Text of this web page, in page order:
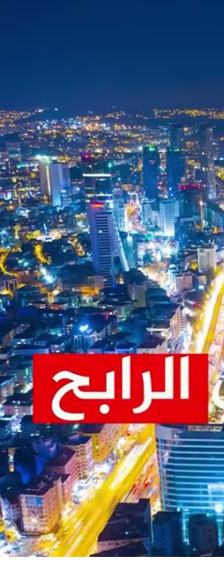
للاهتمام الكبير الذي
التحتية بالإضافة
أنواع
60% دفعة أولى و تقسيط على 6
1+2, 1+3